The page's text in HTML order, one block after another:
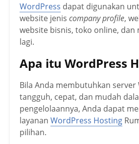
WordPress dapat digunakan
website jenis company profile,
website bisnis, toko online, dan
lagi.
Apa itu WordPress
Bila Anda membutuhkan server
tangguh, cepat, dan mudah
pengelolaannya, Anda dapat
layanan WordPress Hosting
pilihan.